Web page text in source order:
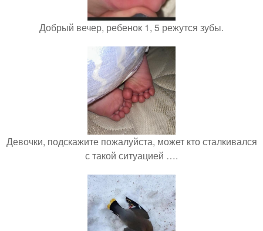
Добрый вечер, ребенок 1, 5 режутся зубы.
Девочки, подскажите пожалуйста, может кто сталкивался
с такой ситуацией ….